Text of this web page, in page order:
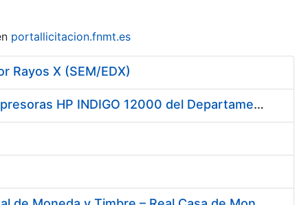
portallicitacion.fnmt.es
Rayos X (SEM/EDX)
Servicio de Mantenimiento y Asistencia Técnica Integral de las Impresoras HP INDIGO 12000 del Departamento de Timbre y serie III HP 7900 Departamento de Imprenta/Tarjetas en su sede de Madrid